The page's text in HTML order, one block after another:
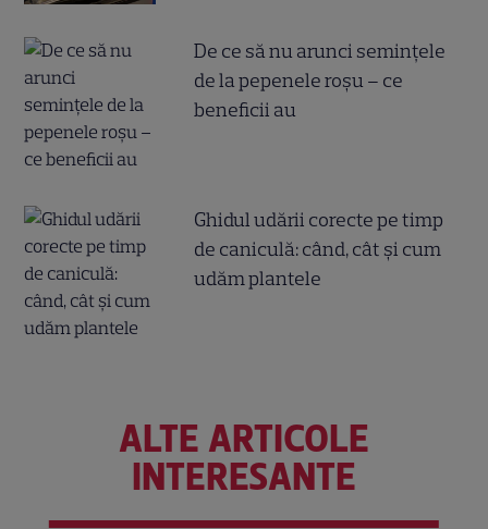
De ce să nu arunci semințele
de la pepenele roșu – ce
beneficii au
Ghidul udării corecte pe timp
de caniculă: când, cât şi cum
udăm plantele
ALTE ARTICOLE
INTERESANTE